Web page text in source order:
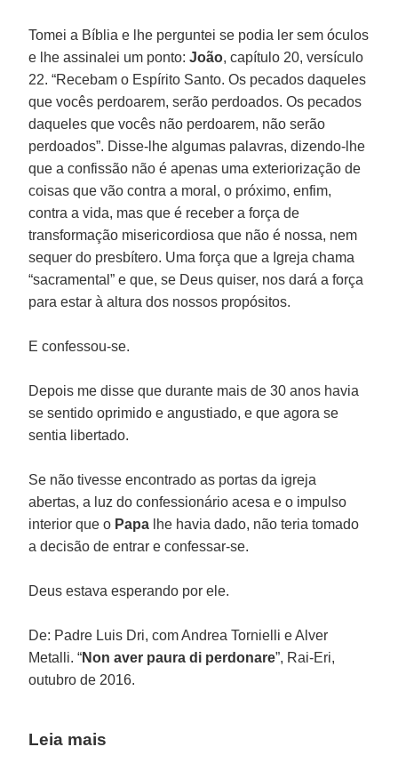
Tomei a Bíblia e lhe perguntei se podia ler sem óculos
e lhe assinalei um ponto:João, capítulo 20, versículo
22. “Recebam o Espírito Santo. Os pecados daqueles
que vocês perdoarem, serão perdoados. Os pecados
daqueles que vocês não perdoarem, não serão
perdoados”. Disse-lhe algumas palavras, dizendo-lhe
que a confissão não é apenas uma exteriorização de
coisas que vão contra a moral, o próximo, enfim,
contra a vida, mas que é receber a força de
transformação misericordiosa que não é nossa, nem
sequer do presbítero. Uma força que a Igreja chama
“sacramental” e que, se Deus quiser, nos dará a força
para estar à altura dos nossos propósitos.
E confessou-se.
Depois me disse que durante mais de 30 anos havia
se sentido oprimido e angustiado, e que agora se
sentia libertado.
Se não tivesse encontrado as portas da igreja
abertas, a luz do confessionário acesa e o impulso
interior que o Papa lhe havia dado, não teria tomado
a decisão de entrar e confessar-se.
Deus estava esperando por ele.
De: Padre Luis Dri, com Andrea Tornielli e Alver
Metalli. “Non aver paura di perdonare”, Rai-Eri,
outubro de 2016.
Leia mais